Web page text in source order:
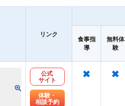
リンク
食事指
導
無料体
験
公式
サイト
体験・
相談予約
× ×